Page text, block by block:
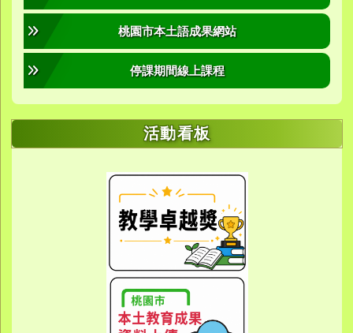
桃園市本土語成果網站
停課期間線上課程
活動看板
link to https://
link to https://
link to https://
link to https://sites.google.com/
link to https://sites.google.com/
link to https://
link to https://
link to https://
link to https://
link to https://
link to https://10000.gov.tw/
link to https://